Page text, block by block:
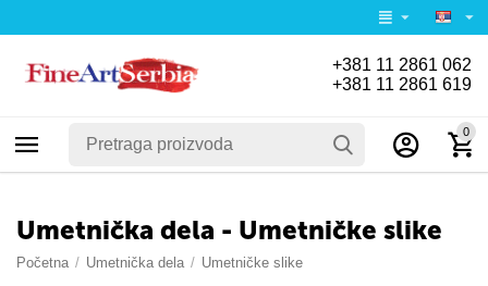
+381 11 2861 062
+381 11 2861 619
0
Umetnička dela - Umetničke slike
Početna / Umetnička dela / Umetničke slike